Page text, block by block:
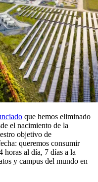
que hemos eliminado
el nacimiento de la
objetivo de
queremos consumir
horas al día, 7 días a la
y campus del mundo en